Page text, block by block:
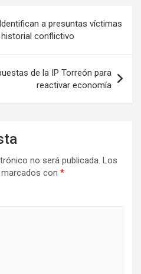
a presuntas víctimas
conflictivo
de la IP Torreón para
reactivar economía
no será publicada. Los
con *